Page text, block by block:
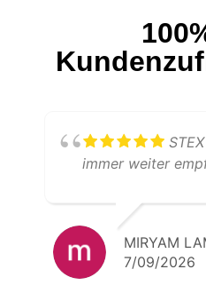
immer weiter
MIRYAM
7/09/2026